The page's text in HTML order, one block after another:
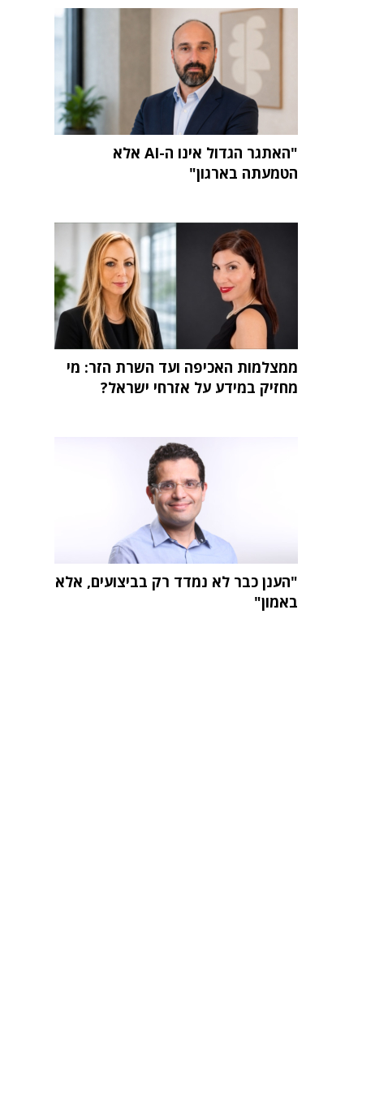
"האתגר הגדול אינו ה-AI אלא
הטמעתה בארגון"
ממצלמות האכיפה ועד השרת הזר: מי
מחזיק במידע על אזרחי ישראל?
"הענן כבר לא נמדד רק בביצועים, אלא
באמון"